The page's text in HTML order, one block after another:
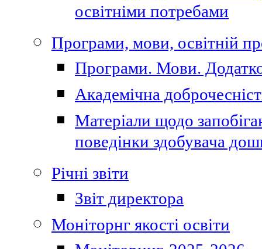
освітніми потребами
Програми, мови, освітній
Програми. Мови.
Академічна
Матеріали щодо
поведінки здобувача
Річні звіти
Звіт директора
Моніторнг якості освіти